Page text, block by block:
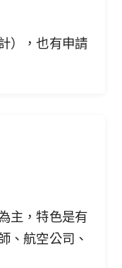
），也有申請
主，特色是有
、航空公司、